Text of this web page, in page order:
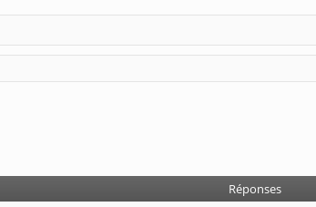
Réponses